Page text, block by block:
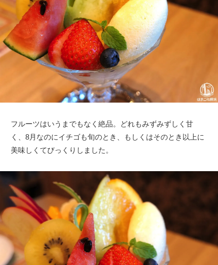
フルーツはいうまでもなく絶品。どれもみずみずしく甘
く、8月なのにイチゴも旬のとき、もしくはそのとき以上に
美味しくてびっくりしました。